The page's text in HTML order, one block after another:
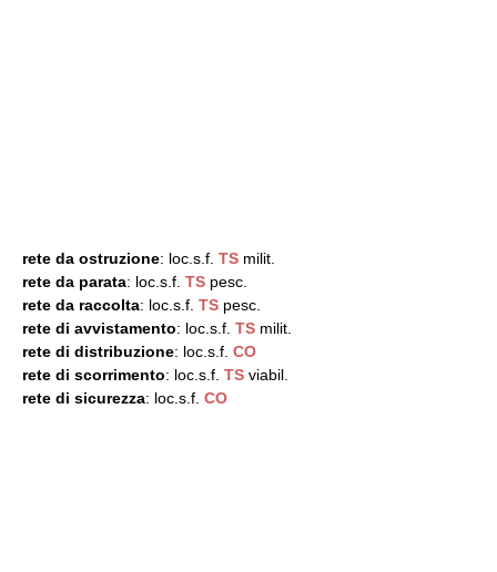
rete da ostruzione: loc.s.f. TS milit.
rete da parata: loc.s.f. TS pesc.
rete da raccolta: loc.s.f. TS pesc.
rete di avvistamento: loc.s.f. TS milit.
rete di distribuzione: loc.s.f. CO
rete di scorrimento: loc.s.f. TS viabil.
rete di sicurezza: loc.s.f. CO